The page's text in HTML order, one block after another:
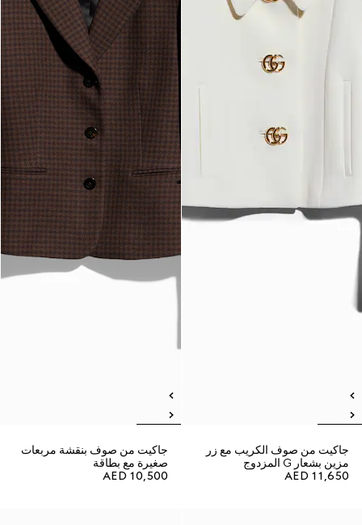
جاكيت من صوف الكريب مع زر
مزين بشعار G المزدوج
AED 11,650
جاكيت من صوف بنقشة مربعات
صغيرة مع بطاقة
AED 10,500